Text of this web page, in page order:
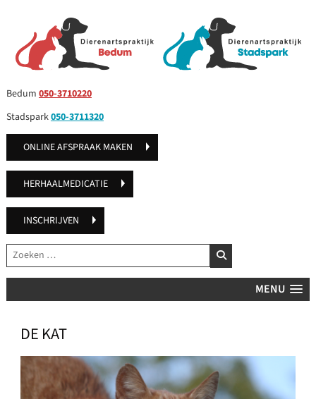
Bedum 050-3710220
Stadspark050-3711320
ONLINE AFSPRAAK MAKEN
HERHAALMEDICATIE
INSCHRIJVEN
Zoeken ZOEKEN
MENU
DE KAT